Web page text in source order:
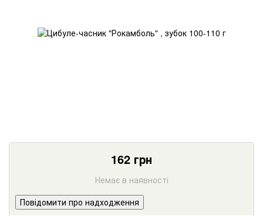
162 грн
Немає в наявності
Повідомити про надходження